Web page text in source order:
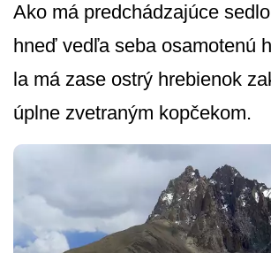
Ako má predchádzajúce
hneď vedľa seba osamotenú
la má zase ostrý hrebienok
úplne zvetraným kopčekom.